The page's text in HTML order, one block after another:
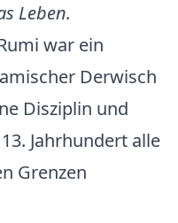
Leben.
war ein
Derwisch
Disziplin und
Jahrhundert alle
Grenzen